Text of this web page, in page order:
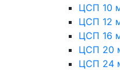
ЦСП 10
ЦСП 12
ЦСП 16
ЦСП 20
ЦСП 24